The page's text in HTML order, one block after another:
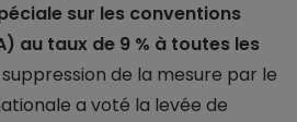
sur les conventions
au taux de 9 % à toutes les
de la mesure par le
a voté la levée de